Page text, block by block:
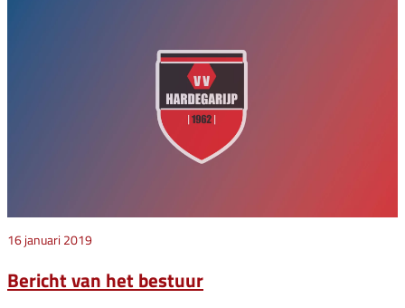
16 januari 2019
Bericht van het bestuur